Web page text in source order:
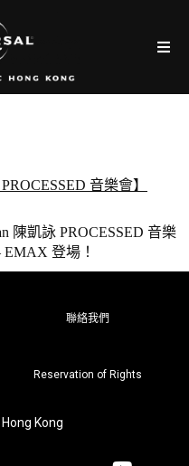
音樂會】
陳凱詠 PROCESSED 音樂
登場！
聯絡我們
Reservation of Rights
Kong